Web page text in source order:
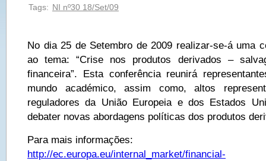
Tags: NI nº30 18/Set/09
No dia 25 de Setembro de 2009 realizar-se-á uma
ao tema: “Crise nos produtos derivados –
financeira”. Esta conferência reunirá
mundo académico, assim como, altos
reguladores da União Europeia e dos Estados
debater novas abordagens políticas dos produtos
Para mais informações:
http://ec.europa.eu/internal_market/financial-